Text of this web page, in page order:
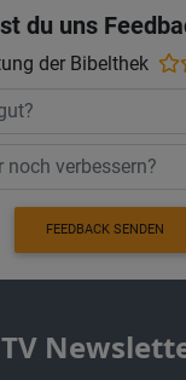
du uns
der Bibelthek
FEEDBACK SENDEN